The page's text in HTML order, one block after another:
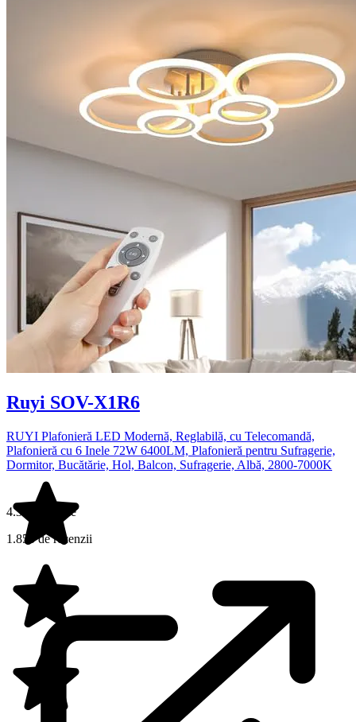
Ruyi SOV-X1R6
RUYI Plafonieră LED Modernă, Reglabilă, cu Telecomandă,
Plafonieră cu 6 Inele 72W 6400LM, Plafonieră pentru Sufragerie,
Dormitor, Bucătărie, Hol, Balcon, Sufragerie, Albă, 2800-7000K
4.3 din 5 stele
1.855 de recenzii